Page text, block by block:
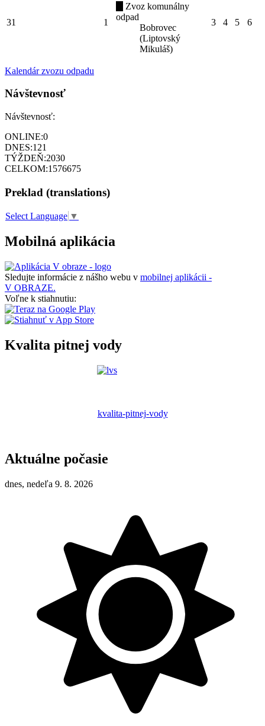
31 1
Zvoz komunálny
odpad
Bobrovec
(Liptovský
Mikuláš)
3 4 5 6
Kalendár zvozu odpadu
Návštevnosť
Návštevnosť:
ONLINE:0
DNES:121
TÝŽDEŇ:2030
CELKOM:1576675
Preklad (translations)
Select Language ▼
Mobilná aplikácia
Sledujte informácie z nášho webu v mobilnej aplikácii -
V OBRAZE.
Voľne k stiahnutiu:
Kvalita pitnej vody
kvalita-pitnej-vody
Aktuálne počasie
dnes, nedeľa 9. 8. 2026